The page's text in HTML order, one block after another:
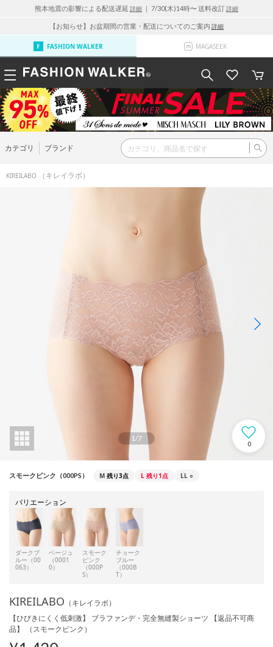
熊本地震の影響による配送遅延 詳細 ｜ 7/30(木)14時〜 送料改訂詳細
【お知らせ】お盆期間の営業・配送についてのご案内 詳細
FASHION WALKER MAGASEEK
カテゴリ ブランド
KIREILABO （キレイラボ）
1/7
0
スモークピンク（000PS） M 残り3点 L 残り1点 LL ○
バリエーション
ダークブ
ルー（00
063）
ベージュ
（0001
0）
スモーク
ピンク
（000P
S）
チョーク
ブルー
（000B
T）
KIREILABO （キレイラボ）
【ひびきにくく低刺激】 ブラファンデ・完全無縫製ショーツ 【返品不可商
品】 （スモークピンク）